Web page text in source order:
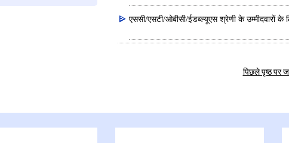
एससी/एसटी/ओबीसी/ईडब्ल्यूएस श्रेणी के उम्मीदवारों के
पिछले पृष्ठ पर